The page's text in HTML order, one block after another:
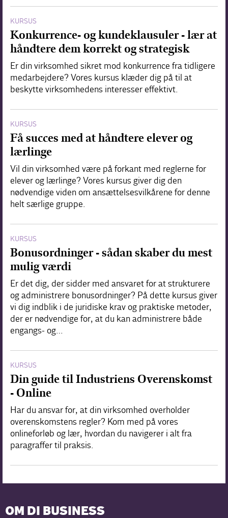
KURSUS
Konkurrence- og kundeklausuler - lær at
håndtere dem korrekt og strategisk
Er din virksomhed sikret mod konkurrence fra tidligere
medarbejdere? Vores kursus klæder dig på til at
beskytte virksomhedens interesser effektivt.
KURSUS
Få succes med at håndtere elever og
lærlinge
Vil din virksomhed være på forkant med reglerne for
elever og lærlinge? Vores kursus giver dig den
nødvendige viden om ansættelsesvilkårene for denne
helt særlige gruppe.
KURSUS
Bonusordninger - sådan skaber du mest
mulig værdi
Er det dig, der sidder med ansvaret for at strukturere
og administrere bonusordninger? På dette kursus giver
vi dig indblik i de juridiske krav og praktiske metoder,
der er nødvendige for, at du kan administrere både
engangs- og…
KURSUS
Din guide til Industriens Overenskomst
- Online
Har du ansvar for, at din virksomhed overholder
overenskomstens regler? Kom med på vores
onlineforløb og lær, hvordan du navigerer i alt fra
paragraffer til praksis.
OM DI BUSINESS